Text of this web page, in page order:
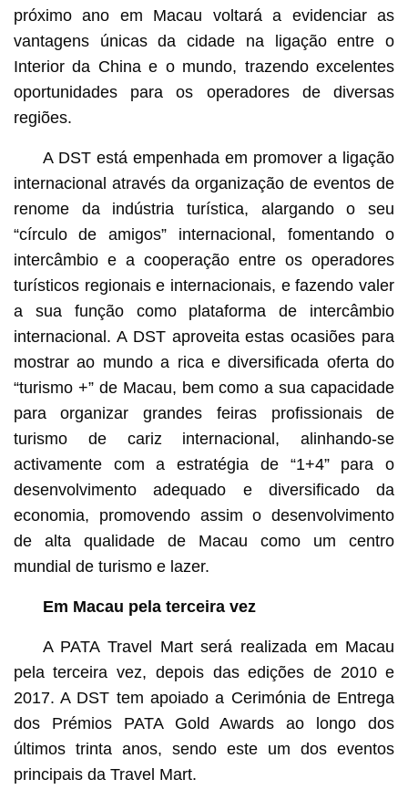
próximo ano em Macau voltará a evidenciar as
vantagens únicas da cidade na ligação entre o
Interior da China e o mundo, trazendo excelentes
oportunidades para os operadores de diversas
regiões.
A DST está empenhada em promover a ligação
internacional através da organização de eventos de
renome da indústria turística, alargando o seu
“círculo de amigos” internacional, fomentando o
intercâmbio e a cooperação entre os operadores
turísticos regionais e internacionais, e fazendo valer
a sua função como plataforma de intercâmbio
internacional. A DST aproveita estas ocasiões para
mostrar ao mundo a rica e diversificada oferta do
“turismo +” de Macau, bem como a sua capacidade
para organizar grandes feiras profissionais de
turismo de cariz internacional, alinhando-se
activamente com a estratégia de “1+4” para o
desenvolvimento adequado e diversificado da
economia, promovendo assim o desenvolvimento
de alta qualidade de Macau como um centro
mundial de turismo e lazer.
Em Macau pela terceira vez
A PATA Travel Mart será realizada em Macau
pela terceira vez, depois das edições de 2010 e
2017. A DST tem apoiado a Cerimónia de Entrega
dos Prémios PATA Gold Awards ao longo dos
últimos trinta anos, sendo este um dos eventos
principais da Travel Mart.